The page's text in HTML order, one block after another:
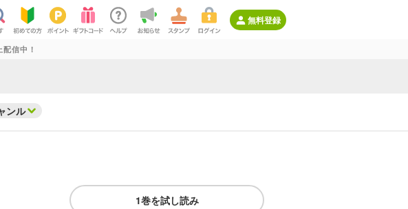
無料登録
配信中！
ンル
1巻を試し読み